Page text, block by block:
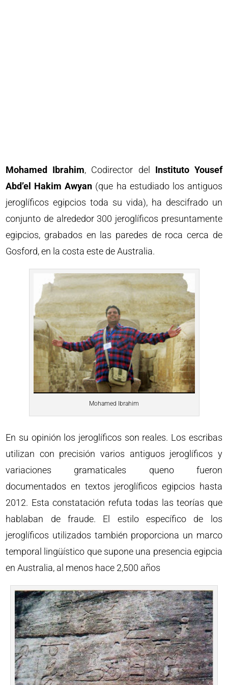
Mohamed Ibrahim, Codirector del Instituto Yousef
Abd’el Hakim Awyan (que ha estudiado los antiguos
jeroglíficos egipcios toda su vida), ha descifrado un
conjunto de alrededor 300 jeroglíficos presuntamente
egipcios, grabados en las paredes de roca cerca de
Gosford, en la costa este de Australia.
Mohamed Ibrahim
En su opinión los jeroglíficos son reales. Los escribas
utilizan con precisión varios antiguos jeroglíficos y
variaciones gramaticales queno fueron
documentados en textos jeroglíficos egipcios hasta
2012. Esta constatación refuta todas las teorías que
hablaban de fraude. El estilo específico de los
jeroglíficos utilizados también proporciona un marco
temporal lingüístico que supone una presencia egipcia
en Australia, al menos hace 2,500 años